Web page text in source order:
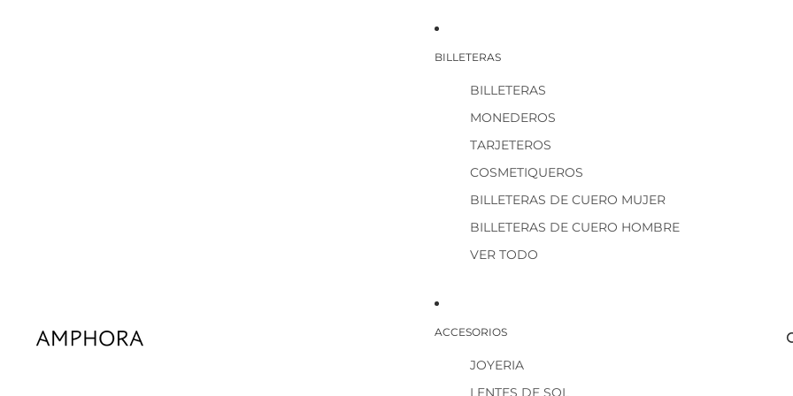
BILLETERAS
BILLETERAS
MONEDEROS
TARJETEROS
COSMETIQUEROS
BILLETERAS DE CUERO MUJER
BILLETERAS DE CUERO HOMBRE
VER TODO
ACCESORIOS
JOYERIA
LENTES DE SOL